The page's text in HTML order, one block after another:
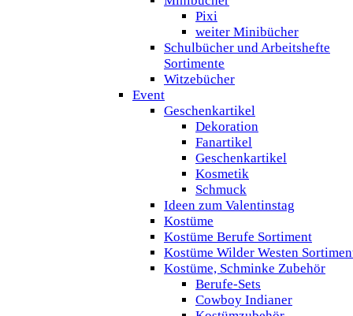
Pixi
weiter Minibücher
Schulbücher und Arbeitshefte
Sortimente
Witzebücher
Event
Geschenkartikel
Dekoration
Fanartikel
Geschenkartikel
Kosmetik
Schmuck
Ideen zum Valentinstag
Kostüme
Kostüme Berufe Sortiment
Kostüme Wilder Westen
Kostüme, Schminke Zubehör
Berufe-Sets
Cowboy Indianer